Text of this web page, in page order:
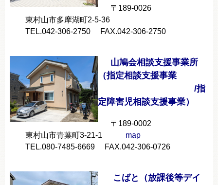
〒189-0026
東村山市多摩湖町2-5-36
TEL.042-306-2750 FAX.042-306-2750
山鳩会相談支援事業所
（指定相談支援事業
/指
定障害児相談支援事業）
〒189-0002
東村山市青葉町3-21-1 map
TEL.080-7485-6669 FAX.042-306-0726
こばと（放課後等デイ